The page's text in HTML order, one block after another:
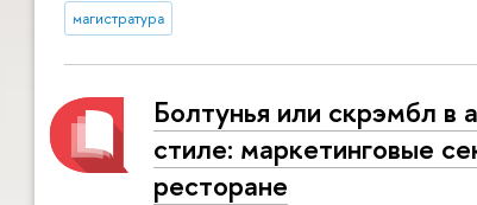
магистратура
Болтунья или скрэмбл в
стиле: маркетинговые
ресторане